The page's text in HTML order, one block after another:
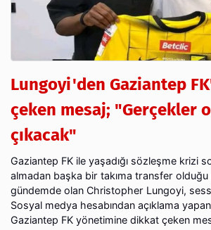
Lungoyi'den Gaziantep
çeken mesaj; "Gerçekler
çıkacak"
Gaziantep FK ile yaşadığı sözleşme krizi
almadan başka bir takıma transfer
gündemde olan Christopher Lungoyi,
Sosyal medya hesabından açıklama
Gaziantep FK yönetimine dikkat çeken